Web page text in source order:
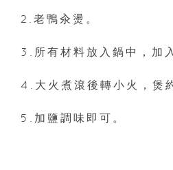
2.老鴨汆燙。
3.所有材料放入鍋中，加
4.大火煮滾後轉小火，煲
5.加鹽調味即可。